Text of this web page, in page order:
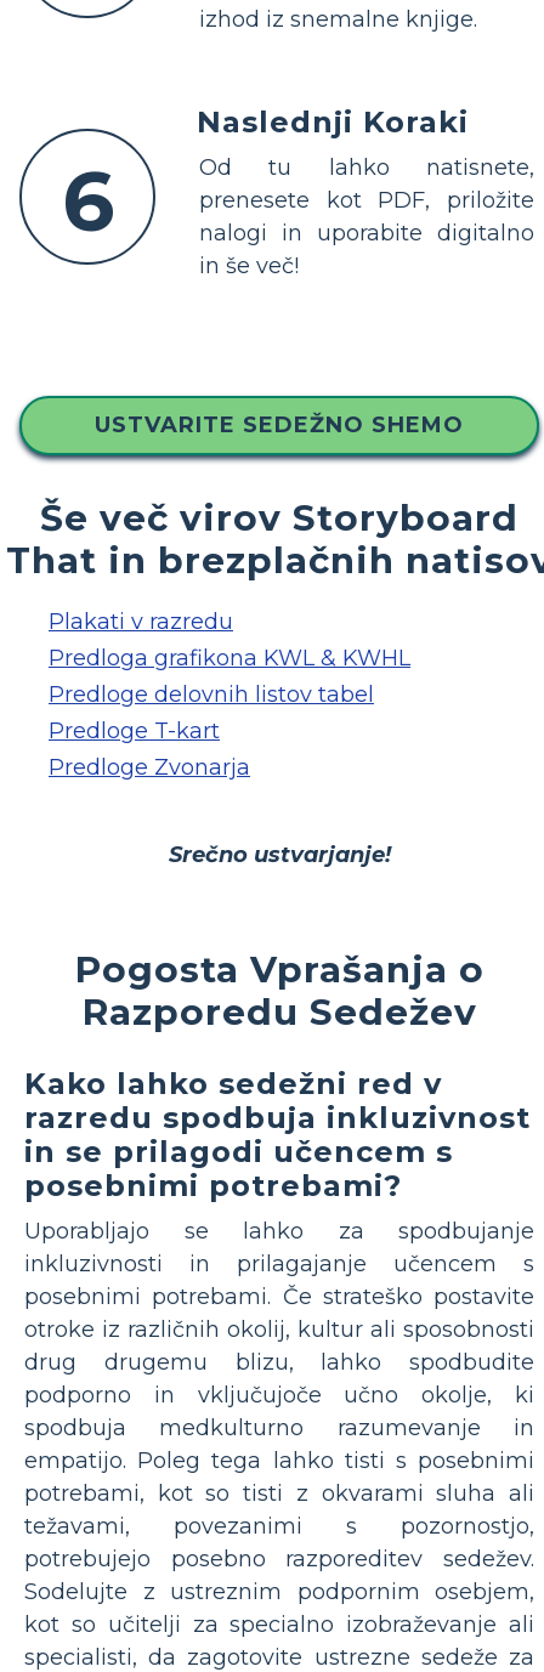
izhod iz snemalne knjige.
6
Naslednji Koraki
Od tu lahko natisnete,
prenesete kot PDF, priložite
nalogi in uporabite digitalno
in še več!
USTVARITE SEDEŽNO SHEMO
Še več virov Storyboard
That in brezplačnih
Plakati v razredu
Predloga grafikona KWL & KWHL
Predloge delovnih listov tabel
Predloge T-kart
Predloge Zvonarja
Srečno ustvarjanje!
Pogosta Vprašanja o
Razporedu Sedežev
Kako lahko sedežni red v
razredu spodbuja inkluzivnost
in se prilagodi učencem s
posebnimi potrebami?
Uporabljajo se lahko za spodbujanje
inkluzivnosti in prilagajanje učencem s
posebnimi potrebami. Če strateško postavite
otroke iz različnih okolij, kultur ali sposobnosti
drug drugemu blizu, lahko spodbudite
podporno in vključujoče učno okolje, ki
spodbuja medkulturno razumevanje in
empatijo. Poleg tega lahko tisti s posebnimi
potrebami, kot so tisti z okvarami sluha ali
težavami, povezanimi s pozornostjo,
potrebujejo posebno razporeditev sedežev.
Sodelujte z ustreznim podpornim osebjem,
kot so učitelji za specialno izobraževanje ali
specialisti, da zagotovite ustrezne sedeže za